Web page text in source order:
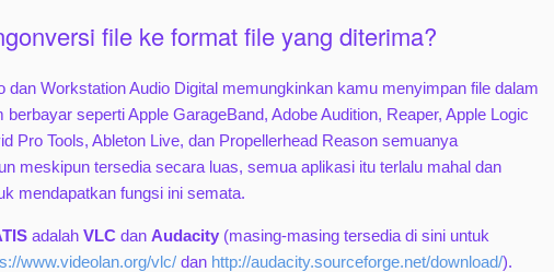
file ke format file yang diterima?
dan Workstation Audio Digital memungkinkan kamu menyimpan file dalam
seperti Apple GarageBand, Adobe Audition, Reaper, Apple Logic
Pro Tools, Ableton Live, dan Propellerhead Reason semuanya
meskipun tersedia secara luas, semua aplikasi itu terlalu mahal dan
mendapatkan fungsi ini semata.
adalahVLC danAudacity (masing-masing tersedia di sini untuk
www.videolan.org/vlc/ dan http://audacity.sourceforge.net/download/).